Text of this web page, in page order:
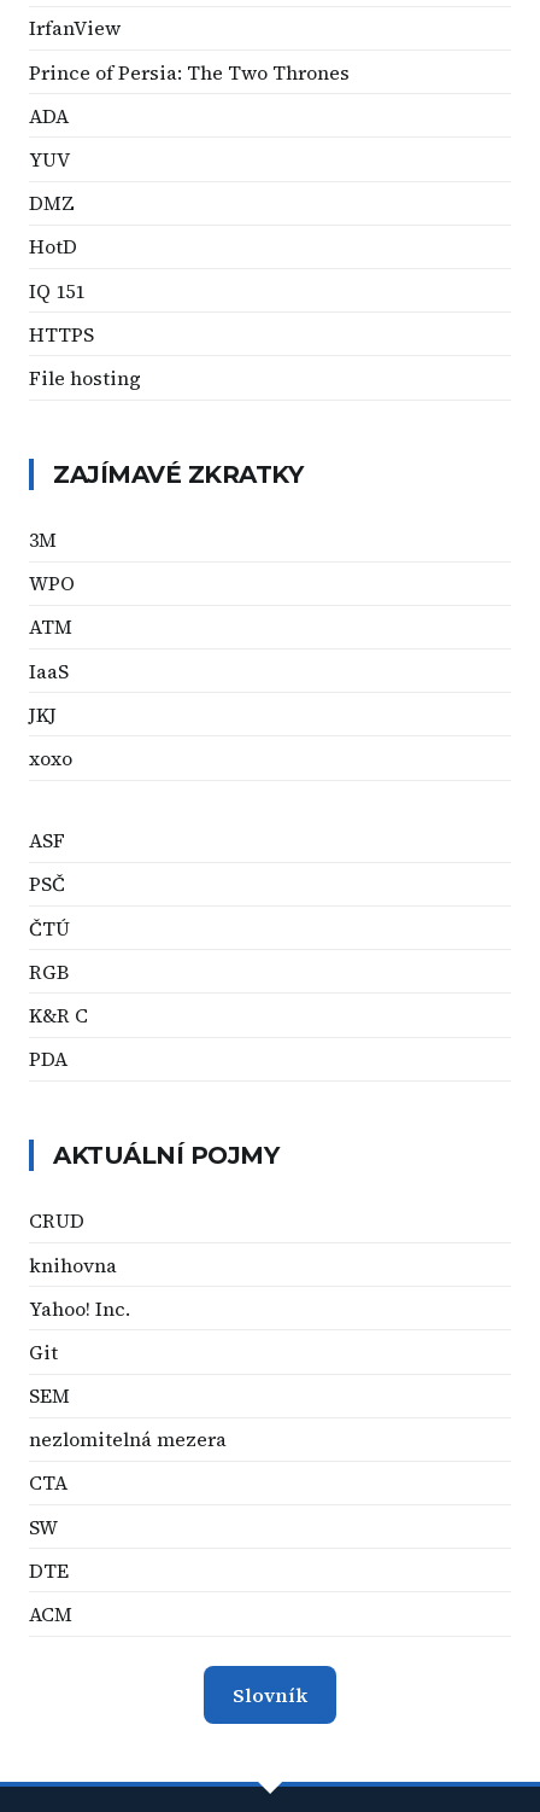
IrfanView
Prince of Persia: The Two Thrones
ADA
YUV
DMZ
HotD
IQ 151
HTTPS
File hosting
ZAJÍMAVÉ ZKRATKY
3M
WPO
ATM
IaaS
JKJ
xoxo
ASF
PSČ
ČTÚ
RGB
K&R C
PDA
AKTUÁLNÍ POJMY
CRUD
knihovna
Yahoo! Inc.
Git
SEM
nezlomitelná mezera
CTA
SW
DTE
ACM
Slovník